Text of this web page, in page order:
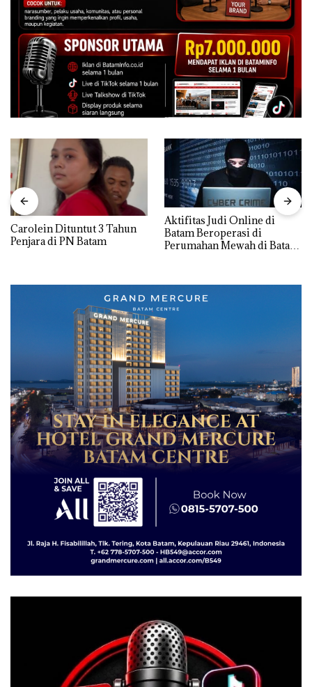
Carolein Dituntut 3 Tahun
Penjara di PN Batam
Aktifitas Judi Online di
Batam Beroperasi di
Perumahan Mewah di Batam